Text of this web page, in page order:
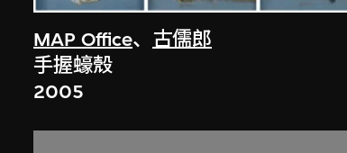
MAP Office、 古儒郎
手握蠔殼
2005